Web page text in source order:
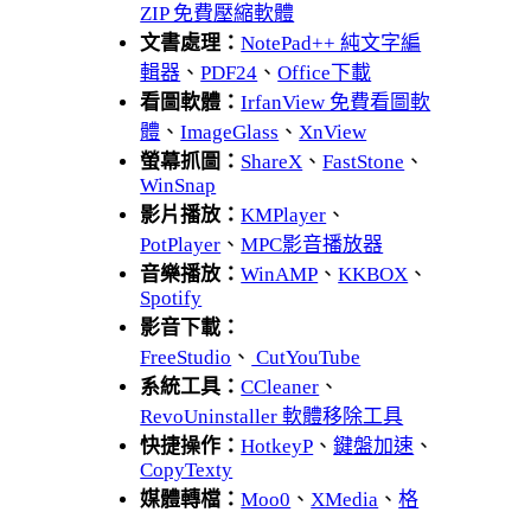
ZIP 免費壓縮軟體
文書處理：NotePad++ 純文字編
輯器 、PDF24 、Office下載
看圖軟體：IrfanView 免費看圖軟
體 、ImageGlass 、 XnView
螢幕抓圖： ShareX 、FastStone 、
WinSnap
影片播放：KMPlayer 、
PotPlayer 、MPC影音播放器
音樂播放：WinAMP 、KKBOX 、
Spotify
影音下載：
FreeStudio 、 CutYouTube
系統工具：CCleaner 、
RevoUninstaller 軟體移除工具
快捷操作：HotkeyP 、鍵盤加速 、
CopyTexty
媒體轉檔：Moo0 、 XMedia 、格